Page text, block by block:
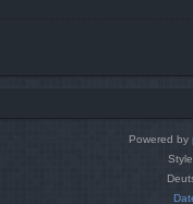
Powered by